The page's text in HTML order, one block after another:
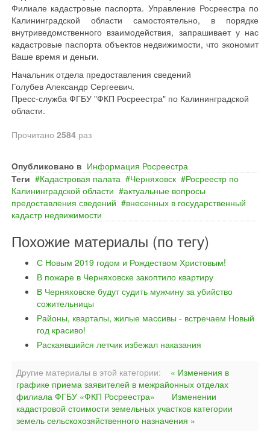
Филиале кадастровые паспорта. Управление Росреестра по
Калининградской области самостоятельно, в порядке
внутриведомственного взаимодействия, запрашивает у нас
кадастровые паспорта объектов недвижимости, что экономит
Ваше время и деньги.
Начальник отдела предоставления сведений
Голубев Александр Сергеевич.
Пресс-служба ФГБУ "ФКП Росреестра" по Калининградской
области.
Прочитано 2584 раз
Опубликовано в Информация Росреестра
Теги
Кадастровая палата Черняховск
Росреестр по
Калининградской области
актуальные вопросы
предоставления сведений
внесенных в государственный
кадастр недвижимости
Похожие материалы (по тегу)
С Новым 2019 годом и Рождеством Христовым!
В пожаре в Черняховске закоптило квартиру
В Черняховске будут судить мужчину за убийство
сожительницы
Районы, кварталы, жилые массивы - встречаем Новый
год красиво!
Раскаявшийся летчик избежал наказания
Другие материалы в этой категории:
« Изменения в
графике приема заявителей в межрайонных отделах
филиала ФГБУ «ФКП Росреестра»
Изменении
кадастровой стоимости земельных участков категории
земель сельскохозяйственного назначения »